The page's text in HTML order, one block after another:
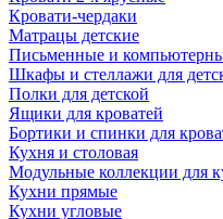
Кровати-чердаки
Матрацы детские
Письменные и
Шкафы и стеллажи для
Полки для детской
Ящики для кроватей
Бортики и спинки для
Кухня и столовая
Модульные коллекции для
Кухни прямые
Кухни угловые